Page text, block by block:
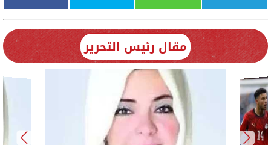
مقال رئيس التحرير